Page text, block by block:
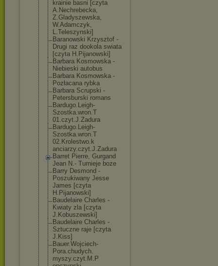
krainie basni [czyta
A.Nechrebecka,
Z.Gladyszewska,
W.Adamczyk,
L.Teleszynski]
Baranowski Krzysztof -
Drugi raz dookola swiata
[czyta H.Pijanowski]
Barbara Kosmowska -
Niebieski autobus
Barbara Kosmowska -
Pozłacana rybka
Barbara Scrupski -
Petersburski romans
Bardugo.Leigh-
Szostka.wron.T
01.czyt.J.Zadura
Bardugo.Leigh-
Szostka.wron.T
02.Krolestwo.k
anciarzy.czyt.J.Zadura
Barret Pierre, Gurgand
Jean N.- Turnieje boze
Barry Desmond -
Poszukiwany Jesse
James [czyta
H.Pijanowski]
Baudelaire Charles -
Kwiaty zla [czyta
J.Kobuszewski]
Baudelaire Charles -
Sztuczne raje [czyta
J.Kiss]
Bauer.Wojciech-
Pora.chudych.
myszy.czyt.M.P